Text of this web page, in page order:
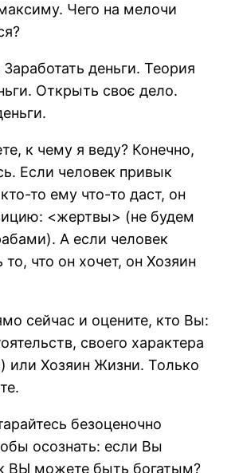
Чего на мелочи
деньги. Теория
Открыть своє дело.
к чему я веду? Конечно,
Если человек привык
то ему что-то даст, он
<жертвы> (не будем
А если человек
что он хочет, он Хозяин
сейчас и оцените, кто Вы:
своего характера
или Хозяин Жизни. Только
безоценочно
осознать: если Вы
ВЫ можете быть богатым?